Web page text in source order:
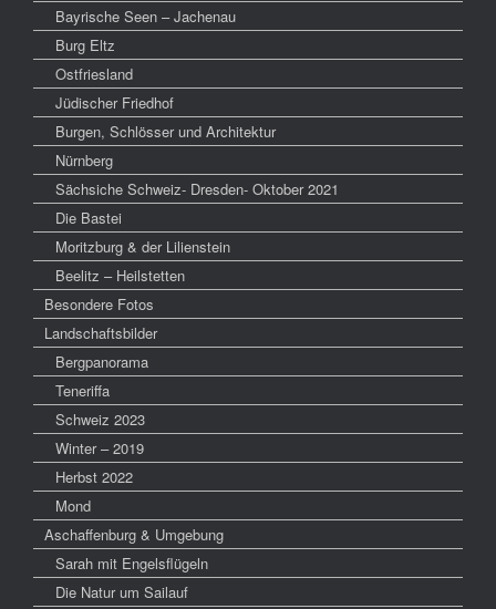
Bayrische Seen – Jachenau
Burg Eltz
Ostfriesland
Jüdischer Friedhof
Burgen, Schlösser und Architektur
Nürnberg
Sächsiche Schweiz- Dresden- Oktober 2021
Die Bastei
Moritzburg & der Lilienstein
Beelitz – Heilstetten
Besondere Fotos
Landschaftsbilder
Bergpanorama
Teneriffa
Schweiz 2023
Winter – 2019
Herbst 2022
Mond
Aschaffenburg & Umgebung
Sarah mit Engelsflügeln
Die Natur um Sailauf